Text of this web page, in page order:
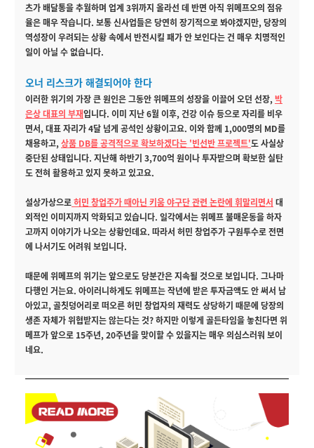
츠가 배달통을 추월하며 업계 3위까지 올라선 데 반면 아직 위메프오의 점유
율은 매우 작습니다. 보통 신사업들은 당연히 장기적으로 봐야겠지만, 당장의
역성장이 우려되는 상황 속에서 반전시킬 패가 안 보인다는 건 매우 치명적인
일이 아닐 수 없습니다.
오너 리스크가 해결되어야 한다
이러한 위기의 가장 큰 원인은 그동안 위메프의 성장을 이끌어 오던 선장, 박
은상 대표의 부재입니다. 이미 지난 6월 이후, 건강 이슈 등으로 자리를 비우
면서, 대표 자리가 4달 넘게 공석인 상황이고요. 이와 함께 1,000명의 MD를
채용하고, 상품 DB를 공격적으로 확보하겠다는 '빈선반 프로젝트'도 사실상
중단된 상태입니다. 지난해 하반기 3,700억 원이나 투자받으며 확보한 실탄
도 전혀 활용하고 있지 못하고 있고요.
설상가상으로허민 창업주가 때아닌 키움 야구단 관련 논란에 휘말리면서 대
외적인 이미지까지 악화되고 있습니다. 일각에서는 위메프 불매운동을 하자
고까지 이야기가 나오는 상황인데요. 따라서 허민 창업주가 구원투수로 전면
에 나서기도 어려워 보입니다.
때문에 위메프의 위기는 앞으로도 당분간은 지속될 것으로 보입니다. 그나마
다행인 거는요. 아이러니하게도 위메프는 작년에 받은 투자금액도 안 써서 남
아있고, 골칫덩어리로 떠오른 허민 창업자의 재력도 상당하기 때문에 당장의
생존 자체가 위협받지는 않는다는 것? 하지만 이렇게 골든타임을 놓친다면 위
메프가 앞으로 15주년, 20주년을 맞이할 수 있을지는 매우 의심스러워 보이
네요.